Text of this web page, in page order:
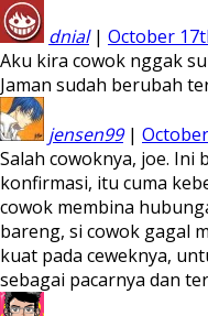
dnial| October
Aku kira cowok nggak
Jaman sudah berubah
jensen99|
Salah cowoknya, joe. Ini
konfirmasi, itu cuma
cowok membina
bareng, si cowok gagal
kuat pada ceweknya,
sebagai pacarnya dan